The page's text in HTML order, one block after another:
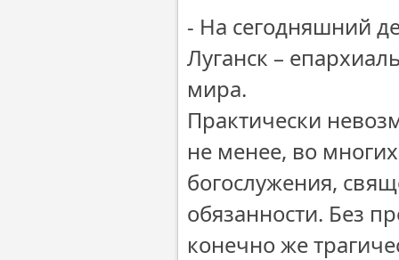
- На сегодняшний
Луганск –
мира.
Практически
не менее, во
богослужения,
обязанности. Без
конечно же